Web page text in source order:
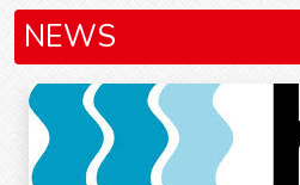
NEWS